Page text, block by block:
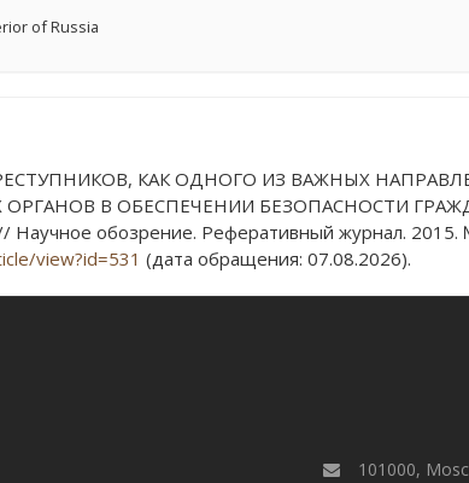
of Russia
КАК ОДНОГО ИЗ ВАЖНЫХ
В ОБЕСПЕЧЕНИИ БЕЗОПАСНОСТИ
обозрение. Реферативный журнал. 2015.
view?id=531 (дата обращения: 07.08.2026).
101000,